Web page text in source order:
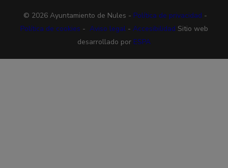
© 2026 Ayuntamiento de Nules - Política de privacidad -
Política de cookies - Aviso legal- Accesibilidad Sitio web
desarrollado por ESPA